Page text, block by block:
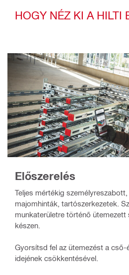
HOGY NÉZ KI A HILTI
Előszerelés
Teljes mértékig
majomhinták, tartószerkezetek.
munkaterületre történő ütemezett
készen.
Gyorsítsd fel az ütemezést a
idejének csökkentésével.